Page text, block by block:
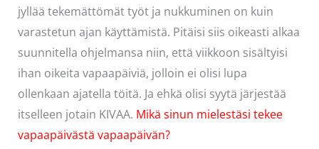
jyllää tekemättömät työt ja nukkuminen on kuin
varastetun ajan käyttämistä. Pitäisi siis oikeasti alkaa
suunnitella ohjelmansa niin, että viikkoon sisältyisi
ihan oikeita vapaapäiviä, jolloin ei olisi lupa
ollenkaan ajatella töitä. Ja ehkä olisi syytä järjestää
itselleen jotain KIVAA. Mikä sinun mielestäsi tekee
vapaapäivästä vapaapäivän?